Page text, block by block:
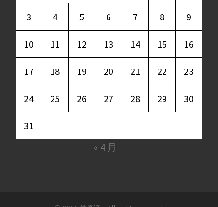
3 4 5 6 7 8 9
10 11 12 13 14 15 16
17 18 19 20 21 22 23
24 25 26 27 28 29 30
31
« 4 月